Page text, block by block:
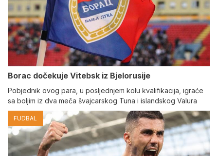
Borac dočekuje Vitebsk iz Bjelorusije
Pobjednik ovog para, u posljednjem kolu kvalifikacija, igraće
sa boljim iz dva meča švajcarskog Tuna i islandskog Valura
FUDBAL